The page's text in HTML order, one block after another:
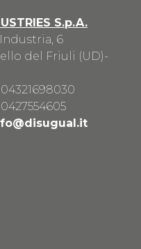
S.p.A.
6
del Friuli (UD)-
0427554605